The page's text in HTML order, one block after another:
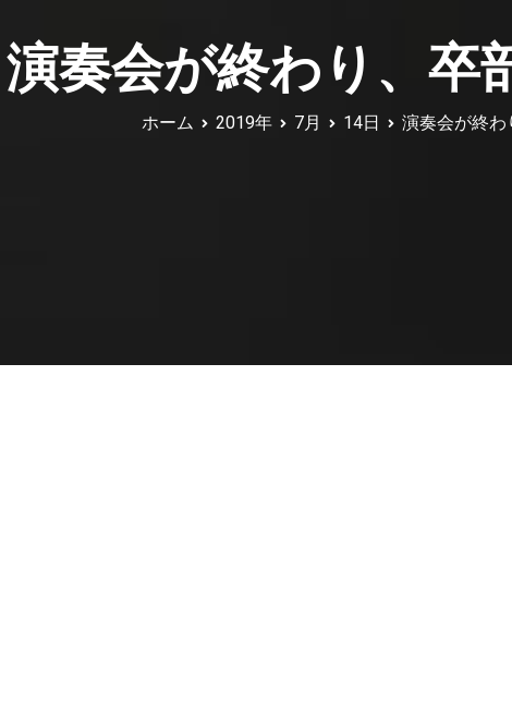
演奏会が終わり、卒
ホーム 2019年 7月 14日 演奏会が終わ